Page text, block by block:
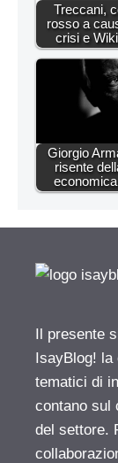
Treccani,
rosso a
crisi e
Giorgio
risente
Il presente
IsayBlog! la
tematici di
contano sul
del settore.